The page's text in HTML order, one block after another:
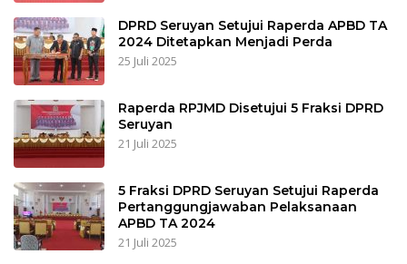
DPRD Seruyan Setujui Raperda APBD TA
2024 Ditetapkan Menjadi Perda
25 Juli 2025
Raperda RPJMD Disetujui 5 Fraksi DPRD
Seruyan
21 Juli 2025
5 Fraksi DPRD Seruyan Setujui Raperda
Pertanggungjawaban Pelaksanaan
APBD TA 2024
21 Juli 2025